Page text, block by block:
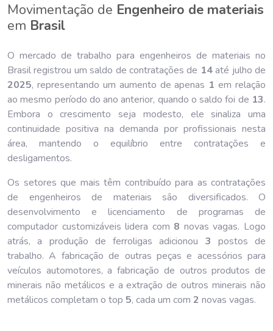
Movimentação de Engenheiro de materiais
em Brasil
O mercado de trabalho para engenheiros de materiais no
Brasil registrou um saldo de contratações de 14até julho de
2025, representando um aumento de apenas 1 em relação
ao mesmo período do ano anterior, quando o saldo foi de 13.
Embora o crescimento seja modesto, ele sinaliza uma
continuidade positiva na demanda por profissionais nesta
área, mantendo o equilíbrio entre contratações e
desligamentos.
Os setores que mais têm contribuído para as contratações
de engenheiros de materiais são diversificados. O
desenvolvimento e licenciamento de programas de
computador customizáveis lidera com 8 novas vagas. Logo
atrás, a produção de ferroligas adicionou 3 postos de
trabalho. A fabricação de outras peças e acessórios para
veículos automotores, a fabricação de outros produtos de
minerais não metálicos e a extração de outros minerais não
metálicos completam o top 5, cada um com 2 novas vagas.